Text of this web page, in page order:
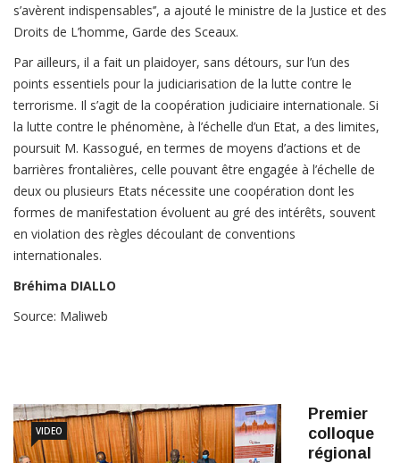
s’avèrent indispensables’’, a ajouté le ministre de la Justice et des
Droits de L’homme, Garde des Sceaux.
Par ailleurs, il a fait un plaidoyer, sans détours, sur l’un des
points essentiels pour la judiciarisation de la lutte contre le
terrorisme. Il s’agit de la coopération judiciaire internationale. Si
la lutte contre le phénomène, à l’échelle d’un Etat, a des limites,
poursuit M. Kassogué, en termes de moyens d’actions et de
barrières frontalières, celle pouvant être engagée à l’échelle de
deux ou plusieurs Etats nécessite une coopération dont les
formes de manifestation évoluent au gré des intérêts, souvent
en violation des règles découlant de conventions
internationales.
Bréhima DIALLO
Source: Maliweb
VIDEO
Premier
colloque
régional